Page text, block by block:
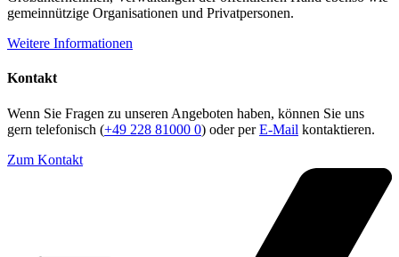
gemeinnützige Organisationen und Privatpersonen.
Weitere Informationen
Kontakt
Wenn Sie Fragen zu unseren Angeboten haben, können Sie uns
gern telefonisch (+49 228 81000 0) oder perE-Mail kontaktieren.
Zum Kontakt